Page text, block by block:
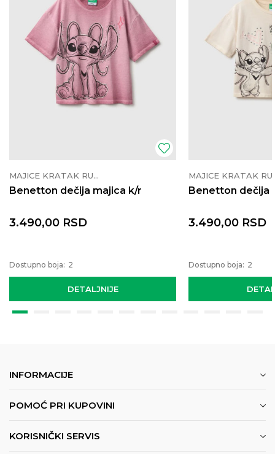
MAJICE KRATAK RUKAV
Benetton dečija majica k/r
DETALJNIJE
3.490,00 RSD
Dostupno boja: 2
Benetton dečija
3.490,00 RSD
Dostupno boja: 2
INFORMACIJE
POMOĆ PRI KUPOVINI
KORISNIČKI SERVIS